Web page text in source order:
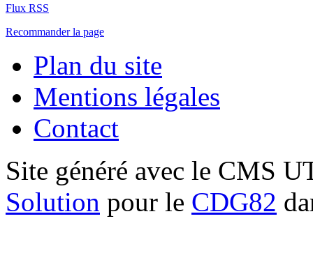
Flux RSS
Recommander la page
Plan du site
Mentions légales
Contact
Site généré avec le CMS
Solution pour le CDG82